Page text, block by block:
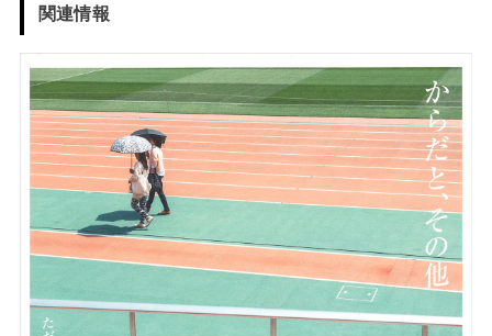
関連情報